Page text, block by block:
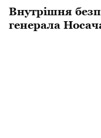
Внутрішня
генерала